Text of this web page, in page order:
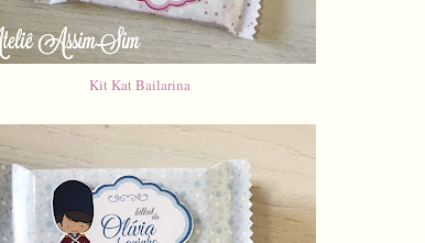
Kit Kat Bailarina